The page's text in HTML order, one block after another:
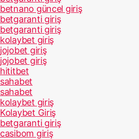
betnano güncel giriş
betgaranti giriş
betgaranti giriş
kolaybet giriş
jojobet giriş
jojobet giriş
hititbet
sahabet
sahabet
kolaybet giriş
Kolaybet Giriş
betgaranti giriş
casibom giriş